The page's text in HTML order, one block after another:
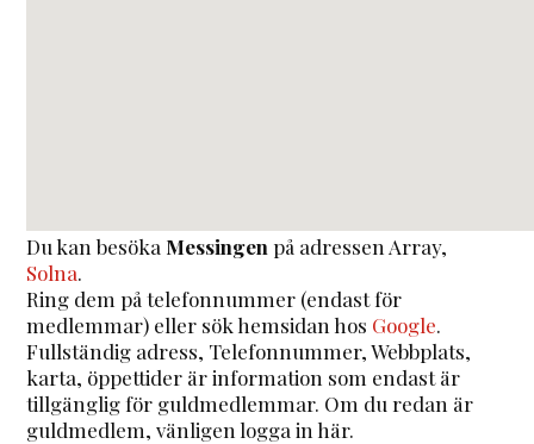
Du kan besöka Messingen på adressen Array,
Solna.
Ring dem på telefonnummer (endast för
medlemmar) eller sök hemsidan hos Google.
Fullständig adress, Telefonnummer, Webbplats,
karta, öppettider är information som endast är
tillgänglig för guldmedlemmar. Om du redan är
guldmedlem, vänligen logga in här.